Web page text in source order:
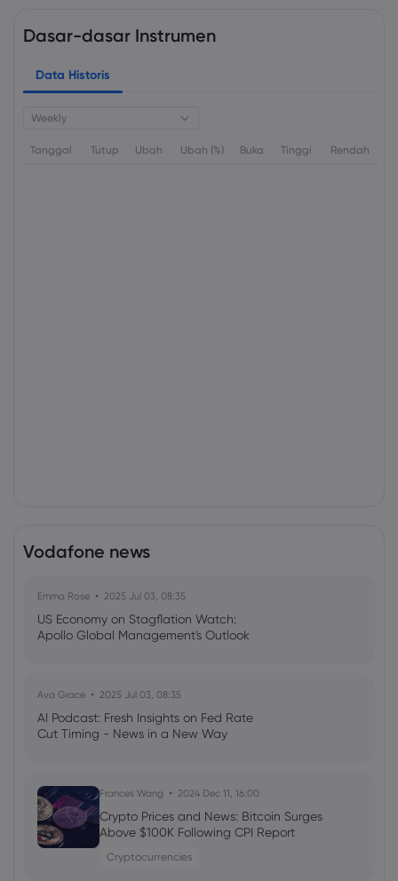
Dasar-dasar Instrumen
Data Historis
Weekly
Tanggal Tutup Ubah Ubah (%) Buka Tinggi Rendah
Vodafone news
Emma Rose 2025 Jul 03, 08:35
US Economy on Stagflation Watch:
Apollo Global Management's Outlook
Ava Grace 2025 Jul 03, 08:35
AI Podcast: Fresh Insights on Fed Rate
Cut Timing - News in a New Way
Frances Wang 2024 Dec 11, 16:00
Crypto Prices and News: Bitcoin Surges
Above $100K Following CPI Report
Cryptocurrencies